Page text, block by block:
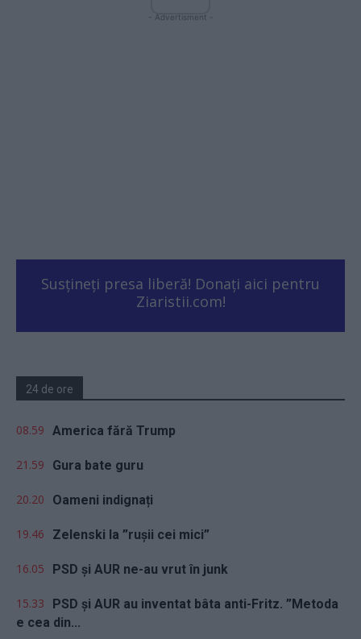
- Advertisment -
Susțineți presa liberă! Donați aici pentru
Ziaristii.com!
24 de ore
08.59 America fără Trump
21.59 Gura bate guru
20.20 Oameni indignați
19.46 Zelenski la ”rușii cei mici”
16.05 PSD și AUR ne-au vrut în junk
15.33
PSD și AUR au inventat bâta anti-Fritz. ”Metoda
e cea din...